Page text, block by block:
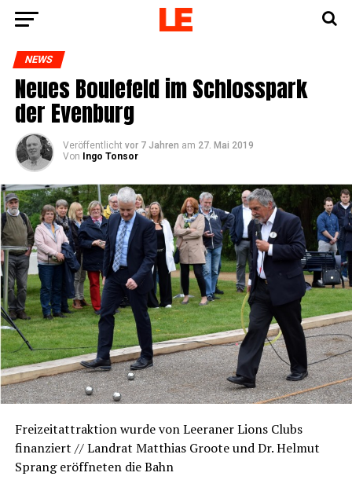
NEWS
Neu­es Bou­le­feld im Schloss­park
der Evenburg
Veröffentlicht vor 7 Jahren am 27. Mai 2019
Von
Ingo Tonsor
Frei­zeit­at­trak­ti­on wur­de von Leera­ner Lions Clubs
finan­ziert // Land­rat Mat­thi­as Groo­te und Dr. Hel­mut
Sprang eröff­ne­ten die Bahn